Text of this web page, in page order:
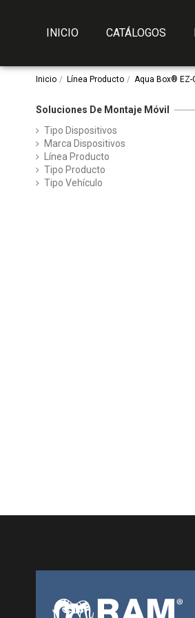
INICIO CATÁLOGOS
Inicio Línea Producto Aqua Box® EZ-
Soluciones De Montaje Móvil
Tipo Dispositivos
Marca Dispositivos
Línea Producto
Tipo Producto
Tipo Vehículo